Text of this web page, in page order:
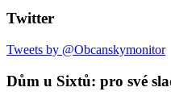
Twitter
Tweets by @Obcanskymonitor
Dům u Sixtů: pro své